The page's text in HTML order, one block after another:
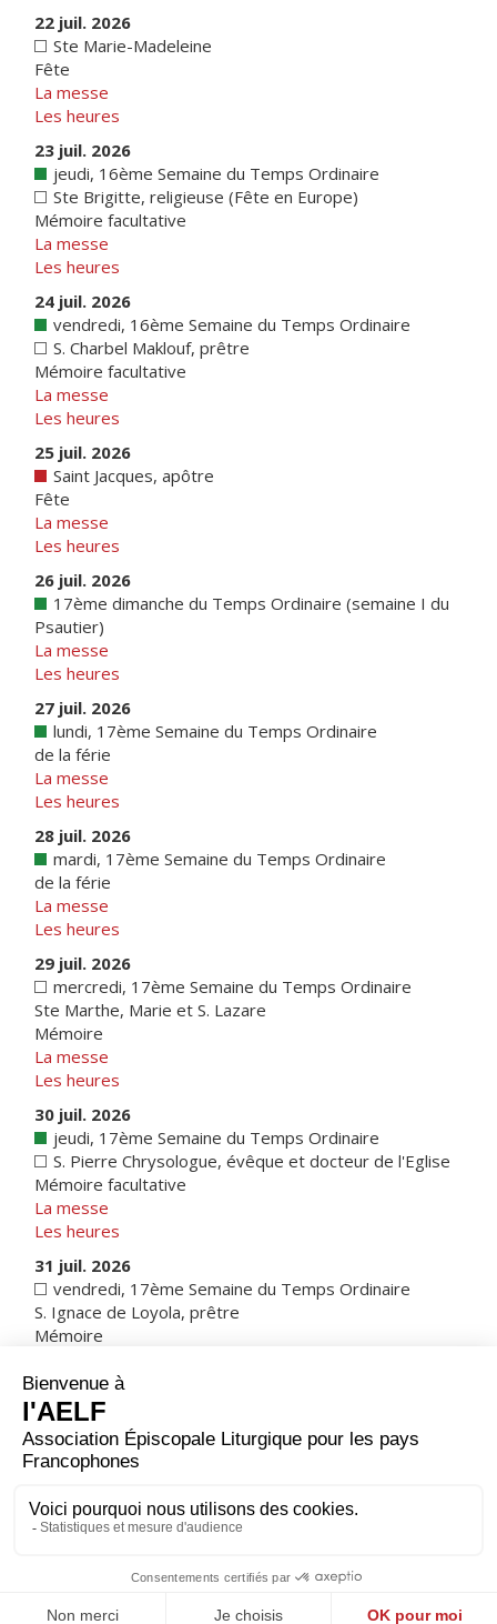
22 juil. 2026
Ste Marie-Madeleine
Fête
La messe
Les heures
23 juil. 2026
jeudi, 16ème Semaine du Temps Ordinaire
Ste Brigitte, religieuse (Fête en Europe)
Mémoire facultative
La messe
Les heures
24 juil. 2026
vendredi, 16ème Semaine du Temps Ordinaire
S. Charbel Maklouf, prêtre
Mémoire facultative
La messe
Les heures
25 juil. 2026
Saint Jacques, apôtre
Fête
La messe
Les heures
26 juil. 2026
17ème dimanche du Temps Ordinaire (semaine I du
Psautier)
La messe
Les heures
27 juil. 2026
lundi, 17ème Semaine du Temps Ordinaire
de la férie
La messe
Les heures
28 juil. 2026
mardi, 17ème Semaine du Temps Ordinaire
de la férie
La messe
Les heures
29 juil. 2026
mercredi, 17ème Semaine du Temps Ordinaire
Ste Marthe, Marie et S. Lazare
Mémoire
La messe
Les heures
30 juil. 2026
jeudi, 17ème Semaine du Temps Ordinaire
S. Pierre Chrysologue, évêque et docteur de l'Eglise
Mémoire facultative
La messe
Les heures
31 juil. 2026
vendredi, 17ème Semaine du Temps Ordinaire
S. Ignace de Loyola, prêtre
Mémoire
Les heures
1 juin 2026